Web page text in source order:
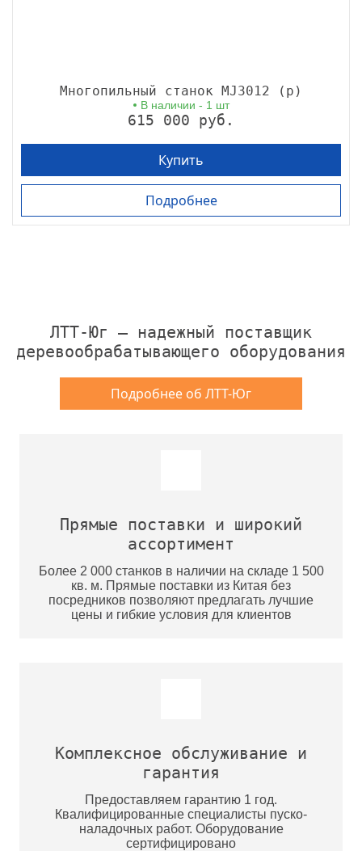
Многопильный станок MJ3012 (р)
В наличии - 1 шт
615 000 руб.
Купить
Подробнее
ЛТТ-Юг — надежный поставщик
деревообрабатывающего оборудования
Подробнее об ЛТТ-Юг
Прямые поставки и широкий
ассортимент
Более 2 000 станков в наличии на складе 1 500
кв. м. Прямые поставки из Китая без
посредников позволяют предлагать лучшие
цены и гибкие условия для клиентов
Комплексное обслуживание и
гарантия
Предоставляем гарантию 1 год.
Квалифицированные специалисты пуско-
наладочных работ. Оборудование
сертифицировано